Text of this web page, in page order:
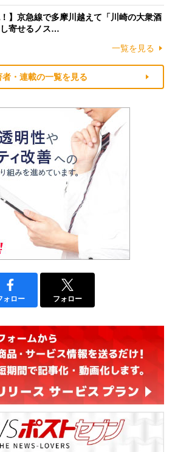
！】京急線で多摩川越えて「川崎の大衆酒
寄せるノス…
一覧を見る
者・連載の一覧を見る
ォロー フォロー